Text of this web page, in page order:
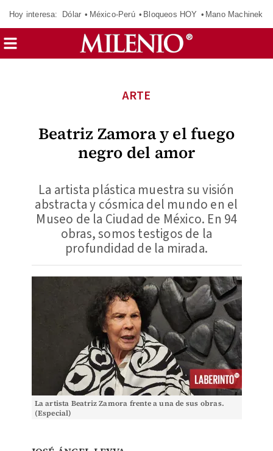
Hoy interesa: Dólar México-Perú Bloqueos HOY Mano Machinek
Beatriz Zamora y el fuego
negro del amor
ARTE
La artista plástica muestra su visión
abstracta y cósmica del mundo en el
Museo de la Ciudad de México. En 94
obras, somos testigos de la
profundidad de la mirada.
La artista Beatriz Zamora frente a una de sus obras.
(Especial)